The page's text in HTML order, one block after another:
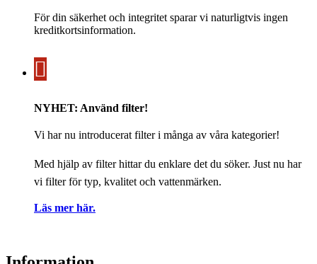
För din säkerhet och integritet sparar vi naturligtvis ingen
kreditkortsinformation.
NYHET: Använd filter!
Vi har nu introducerat filter i många av våra kategorier!
Med hjälp av filter hittar du enklare det du söker. Just nu har
vi filter för typ, kvalitet och vattenmärken.
Läs mer här.